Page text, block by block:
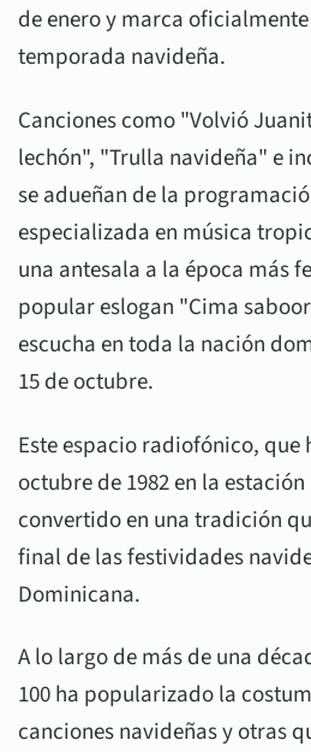
de enero y marca
temporada navideña.
Canciones como "Volvió
lechón", "Trulla navideña" e
se adueñan de la
especializada en música
una antesala a la época más
popular eslogan "Cima
escucha en toda la nación
15 de octubre.
Este espacio radiofónico, que
octubre de 1982 en la estación
convertido en una tradición
final de las festividades
Dominicana.
A lo largo de más de una
100 ha popularizado la
canciones navideñas y otras